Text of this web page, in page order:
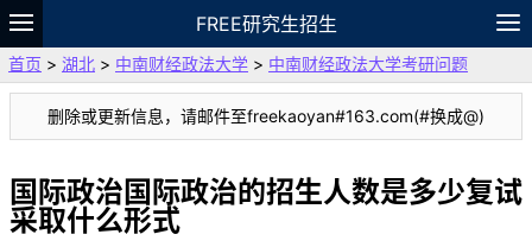
FREE研究生招生
题库
故事 专题 APP 笔记
论坛
VIP
资料
首页 > 湖北 > 中南财经政法大学 > 中南财经政法大学考研问题
删除或更新信息，请邮件至freekaoyan#163.com(#换成@)
国际政治国际政治的招生人数是多少复试
采取什么形式